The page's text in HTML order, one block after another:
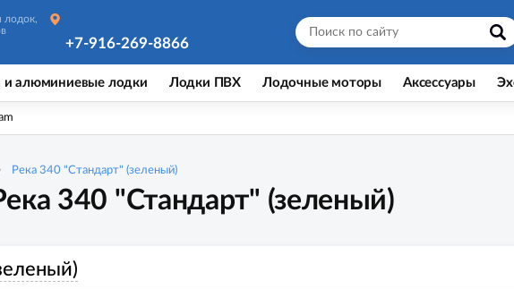
лодок,
+7-916-269-8866
и алюминиевые лодки Лодки ПВХ Лодочные моторы Аксессуары
Река 340 "Стандарт" (зеленый)
340 "Стандарт" (зеленый)